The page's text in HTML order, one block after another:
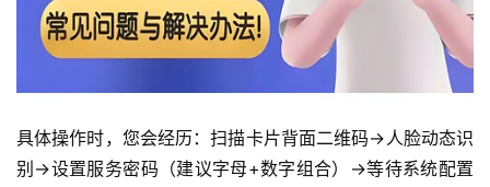
具体操作时，您会经历：扫描卡片背面二维码→人脸动态识
别→设置服务密码（建议字母+数字组合）→等待系统配置